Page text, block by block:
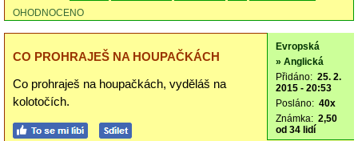
OHODNOCENO
CO PROHRAJEŠ NA HOUPAČKÁCH
Co prohraješ na houpačkách, vyděláš na
kolotočích.
Evropská
» Anglická
Přidáno: 25. 2.
2015 - 20:53
Posláno: 40x
Známka: 2,50
od 34 lidí